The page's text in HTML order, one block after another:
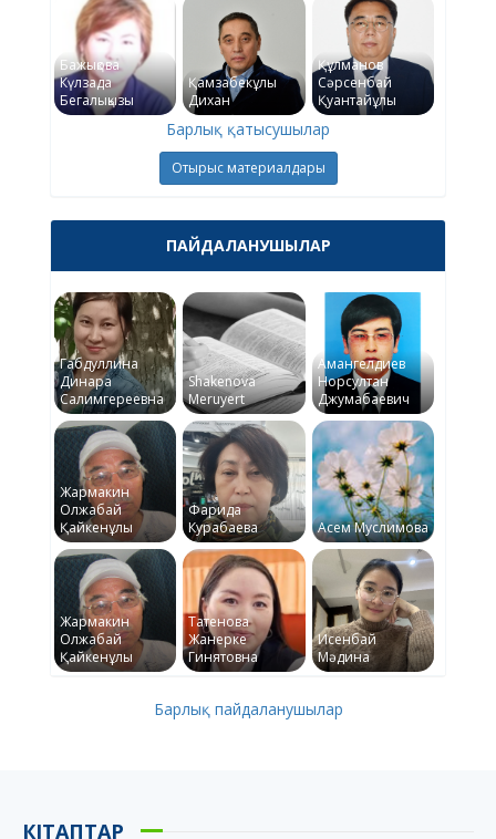
Бажықова
Күлзада
Бегалықызы
Қамзабекұлы
Дихан
Құлманов
Сәрсенбай
Қуантайұлы
Барлық қатысушылар
Отырыс материалдары
ПАЙДАЛАНУШЫЛАР
Габдуллина
Динара
Салимгереевна
Shakenova
Meruyert
Амангелдиев
Норсултан
Джумабаевич
Жармакин
Олжабай
Қайкенұлы
Фарида
Курабаева
Асем Муслимова
Жармакин
Олжабай
Қайкенұлы
Татенова
Жанерке
Гинятовна
Исенбай
Мәдина
Барлық пайдаланушылар
КІТАПТАР